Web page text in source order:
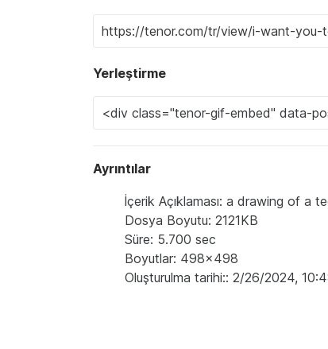
Yerleştirme
Ayrıntılar
İçerik Açıklaması: a drawing of
Dosya Boyutu: 2121KB
Süre: 5.700 sec
Boyutlar: 498x498
Oluşturulma tarihi:: 2/26/2024,